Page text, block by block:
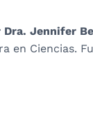
Jennifer
en Ciencias.